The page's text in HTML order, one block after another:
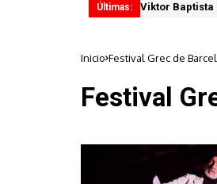
Últimas: Viktor Baptista
Inicio Festival Grec de
Festival